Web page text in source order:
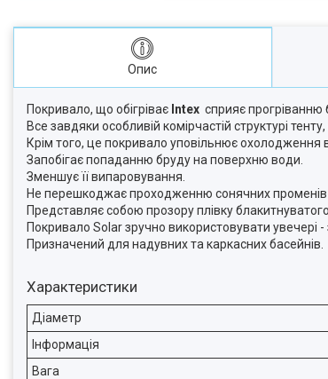
Опис
Покривало, що обігріває Intex сприяє прогріванню
Все завдяки особливій комірчастій структурі
Крім того, це покривало уповільнює охолодження
Запобігає попаданню бруду на поверхню води.
Зменшує її випаровування.
Не перешкоджає проходженню сонячних променів
Представляє собою прозору плівку блакитнуватого
Покривало Solar зручно використовувати
Призначений для надувних та каркасних басейнів.
Характеристики
Діаметр
Інформація
Вага